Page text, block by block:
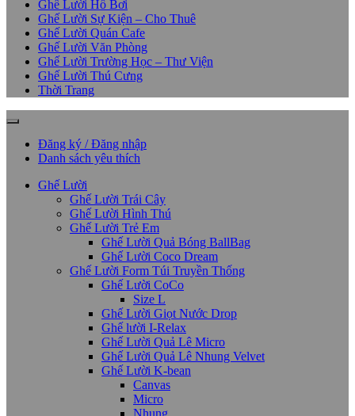
Ghế Lười Hồ Bơi
Ghế Lười Sự Kiện – Cho Thuê
Ghế Lười Quán Cafe
Ghế Lười Văn Phòng
Ghế Lười Trường Học – Thư Viện
Ghế Lười Thú Cưng
Thời Trang
Đăng ký / Đăng nhập
Danh sách yêu thích
Ghế Lười
Ghế Lười Trái Cây
Ghế Lười Hình Thú
Ghế Lười Trẻ Em
Ghế Lười Quả Bóng BallBag
Ghế Lười Coco Dream
Ghế Lười Form Túi Truyền Thống
Ghế Lười CoCo
Size L
Ghế Lười Giọt Nước Drop
Ghế lười I-Relax
Ghế Lười Quả Lê Micro
Ghế Lười Quả Lê Nhung Velvet
Ghế Lười K-bean
Canvas
Micro
Nhung